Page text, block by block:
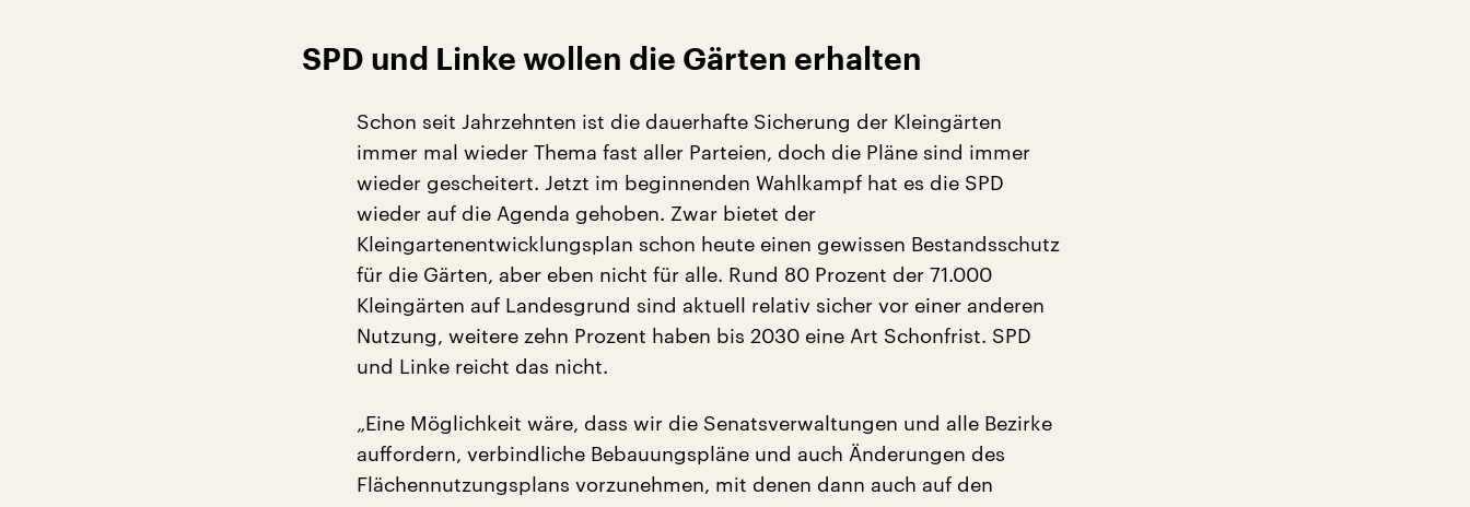
SPD und Linke wollen die Gärten erhalten
Schon seit Jahrzehnten ist die dauerhafte Sicherung der Kleingärten
immer mal wieder Thema fast aller Parteien, doch die Pläne sind immer
wieder gescheitert. Jetzt im beginnenden Wahlkampf hat es die SPD
wieder auf die Agenda gehoben. Zwar bietet der
Kleingartenentwicklungsplan schon heute einen gewissen Bestandsschutz
für die Gärten, aber eben nicht für alle. Rund 80 Prozent der 71.000
Kleingärten auf Landesgrund sind aktuell relativ sicher vor einer anderen
Nutzung, weitere zehn Prozent haben bis 2030 eine Art Schonfrist. SPD
und Linke reicht das nicht.
„Eine Möglichkeit wäre, dass wir die Senatsverwaltungen und alle Bezirke
auffordern, verbindliche Bebauungspläne und auch Änderungen des
Flächennutzungsplans vorzunehmen, mit denen dann auch auf den